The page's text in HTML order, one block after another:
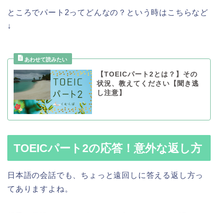
ところでパート2ってどんなの？という時はこちらなど
↓
【TOEICパート2とは？】その
状況、教えてください【聞き逃
し注意】
TOEICパート2の応答！意外な返し方
日本語の会話でも、ちょっと遠回しに答える返し方っ
てありますよね。